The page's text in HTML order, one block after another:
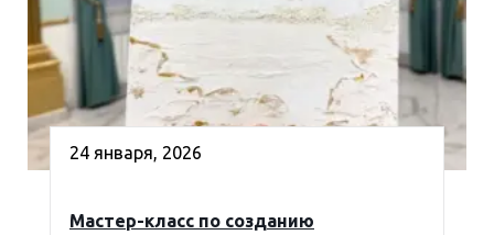
24 января, 2026
Мастер-класс по созданию